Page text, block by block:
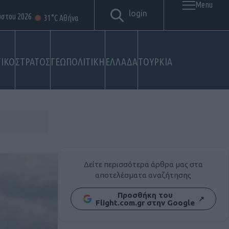
ΣΤΡΑΤΟΣΓΕΩΠΟΛΙΤΙΚΗ ΕΛΛΑΔΑΤΟΥΡΚΙΑ
2026 31°C Αθήνα login
Menu
Δείτε περισσότερα άρθρα μας στα
αποτελέσματα αναζήτησης
Προσθήκη του
Flight.com.gr στην Google ↗